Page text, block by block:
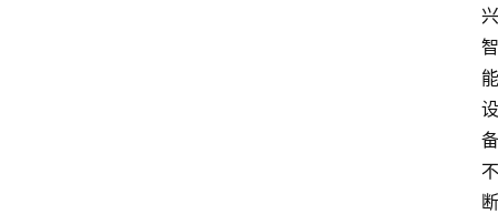
兴
智
能
设
备
不
断